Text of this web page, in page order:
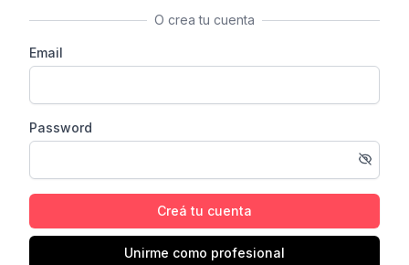
O crea tu cuenta
Email
Password
Creá tu cuenta
Unirme como profesional